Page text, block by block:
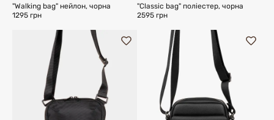
"Walking bag" нейлон, чорна
1295 грн
"Сlassic bag" поліестер, чорна
2595 грн